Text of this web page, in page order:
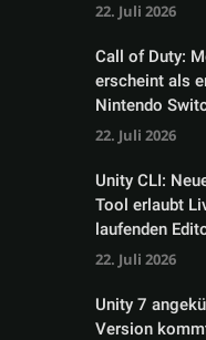
22. Juli 2026
Call of Duty:
erscheint als
Nintendo
22. Juli 2026
Unity CLI:
Tool erlaubt
laufenden
22. Juli 2026
Unity 7
Version